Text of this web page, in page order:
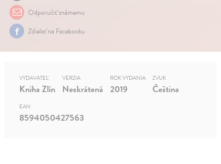
Odporučiť známemu
Zdielať na Facebooku
VYDAVATEĽ
Kniha Zlín
VERZIA
Neskrátená
ROK VYDANIA
2019
ZVUK
Čeština
EAN
8594050427563